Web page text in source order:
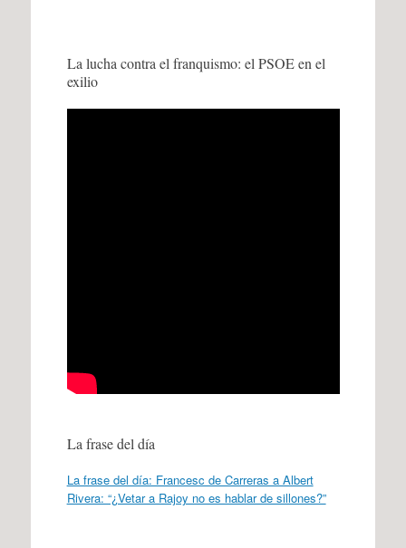
La lucha contra el franquismo: el PSOE en el
exilio
La frase del día
La frase del día: Francesc de Carreras a Albert
Rivera: “¿Vetar a Rajoy no es hablar de sillones?”